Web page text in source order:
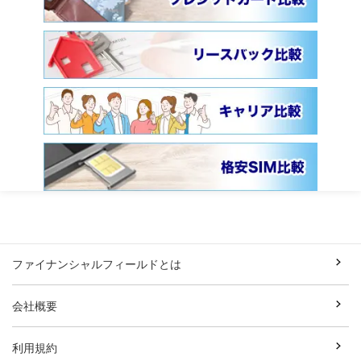
ファイナンシャルフィールドとは
会社概要
利用規約